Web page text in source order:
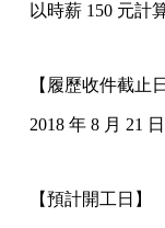
以時薪 150 元計算
【履歷收件截止
2018 年 8 月 21
【預計開工日】